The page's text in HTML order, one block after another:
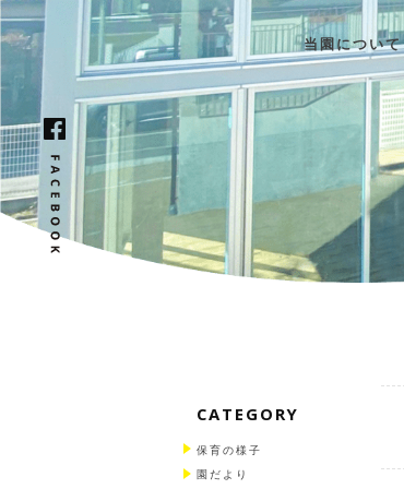
当園について
CATEGORY
保育の様子
園だより